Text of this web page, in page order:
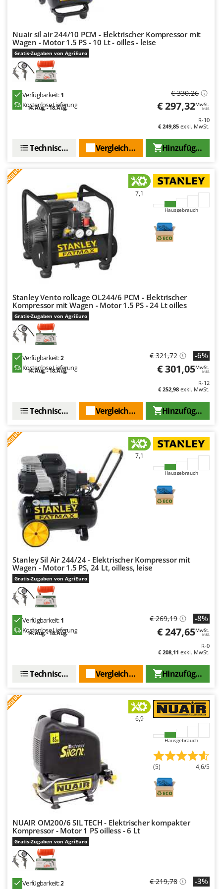
Mowox
N
New O.M.R.A.
Nilfisk
Ninja
Novatec
Novital
O
Olix
OMA
Omas
Ompagrill
Ooni
Oriental Koshin
P
Palazzetti
Palumbo Pavi
Partisani
Paterlini
Philips
Prismafood
R
Reber
Redback
Resto Italia
Ribimex
Ripartrak
Ritter
Robomow
Rossofuoco
Rover Pompe
Ryobi
Santos
Seven Italy
Shark
Shindaiwa
Silky
Simatech
Sirman
Smartwood
Smeg
Snapper
Solidur
Spice Electronics
Nuair sil air 244/10 PCM - Elektrischer Kompressor mit
Wagen - Motor 1.5 PS - 10 Lt - oilles - leise
Gratis-Zugaben von AgriEuro
Verfügbarkeit:1
Kostenlose Lieferung
14. Aug. - 18. Aug.
€ 330,26
€ 297,32MwSt.
inkl.
R-10
€ 249,85 exkl. MwSt.
Hinzufügen
Vergleichen Sie
Technische Daten
ANGEBOT
7,1
Hausgebrauch
Stanley Vento rollcage OL244/6 PCM - Elektrischer
Kompressor mit Wagen - Motor 1.5 PS - 24 Lt oilles
Gratis-Zugaben von AgriEuro
Verfügbarkeit:2
Kostenlose Lieferung
14. Aug. - 18. Aug.
€ 321,72 -6%
€ 301,05MwSt.
inkl.
R-12
€ 252,98 exkl. MwSt.
Hinzufügen
Vergleichen Sie
Technische Daten
ANGEBOT
7,1
Hausgebrauch
Stanley Sil Air 244/24 - Elektrischer Kompressor mit
Wagen - Motor 1.5 PS, 24 Lt, oilless, leise
Gratis-Zugaben von AgriEuro
Verfügbarkeit:1
Kostenlose Lieferung
14. Aug. - 18. Aug.
€ 269,19 -8%
€ 247,65MwSt.
inkl.
R-0
€ 208,11 exkl. MwSt.
Hinzufügen
Vergleichen Sie
Technische Daten
ANGEBOT
6,9
Hausgebrauch
(5) 4,6/5
NUAIR OM200/6 SIL TECH - Elektrischer kompakter
Kompressor - Motor 1 PS oilless - 6 Lt
Gratis-Zugaben von AgriEuro
Verfügbarkeit:2
€ 219,78 -3%